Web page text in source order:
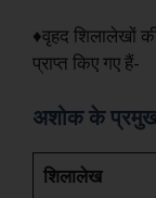
♦वृहद शिलालेखों
प्राप्त किए गए हैं-
अशोक के
शिलालेख